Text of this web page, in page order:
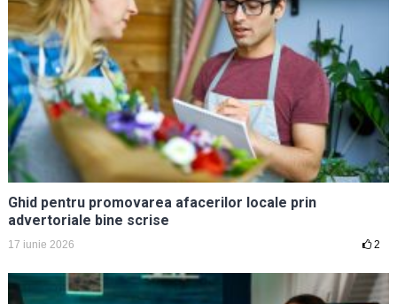
Ghid pentru promovarea afacerilor locale prin
advertoriale bine scrise
17 iunie 2026 2